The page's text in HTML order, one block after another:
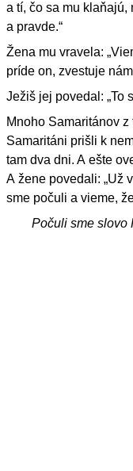
a tí, čo sa mu
a pravde.“
Žena mu vravela:
príde on, zvestuje
Ježiš jej povedal: „To
Mnoho Samaritánov
Samaritáni prišli k
tam dva dni. A ešte
A žene povedali: „Už
sme počuli a vieme,
Počuli sme slovo